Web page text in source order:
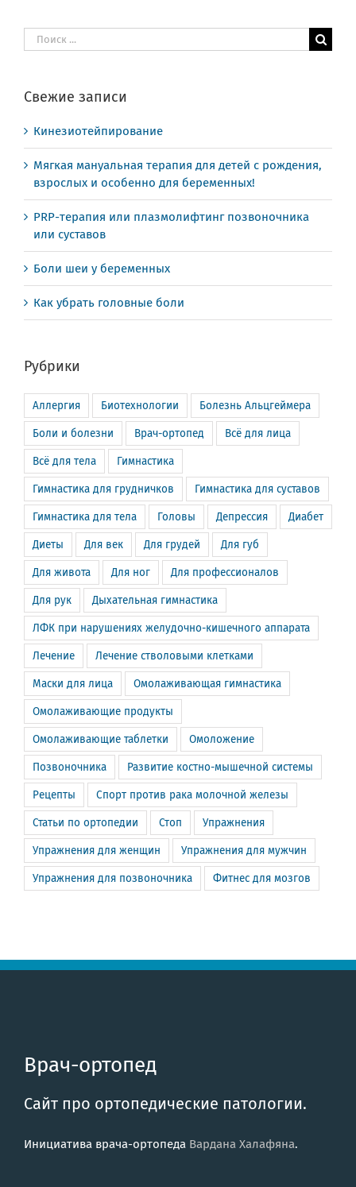
Результат
поиска:
Свежие записи
Кинезиотейпирование
Мягкая мануальная терапия для детей с рождения,
взрослых и особенно для беременных!
PRP-терапия или плазмолифтинг позвоночника
или суставов
Боли шеи у беременных
Как убрать головные боли
Рубрики
Аллергия Биотехнологии Болезнь Альцгеймера
Боли и болезни Врач-ортопед Всё для лица
Всё для тела Гимнастика
Гимнастика для грудничков Гимнастика для суставов
Гимнастика для тела Головы Депрессия Диабет
Диеты Для век Для грудей Для губ
Для живота Для ног Для профессионалов
Для рук Дыхательная гимнастика
ЛФК при нарушениях желудочно-кишечного аппарата
Лечение Лечение стволовыми клетками
Маски для лица Омолаживающая гимнастика
Омолаживающие продукты
Омолаживающие таблетки Омоложение
Позвоночника Развитие костно-мышечной системы
Рецепты Спорт против рака молочной железы
Статьи по ортопедии Стоп Упражнения
Упражнения для женщин Упражнения для мужчин
Упражнения для позвоночника Фитнес для мозгов
Врач-ортопед
Сайт про ортопедические патологии.
Инициатива врача-ортопеда Вардана Халафяна.